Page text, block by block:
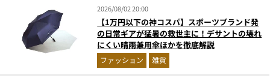
2026/08/02 20:00
【1万円以下の神コスパ】スポーツブランド発
の日常ギアが猛暑の救世主に！デサントの壊れ
にくい晴雨兼用傘ほかを徹底解説
ファッション 雑貨